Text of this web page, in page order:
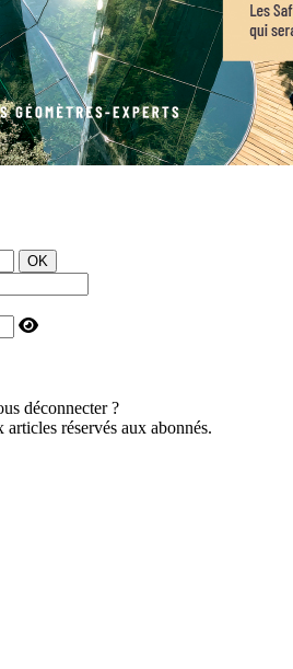
OK
déconnecter ?
réservés aux abonnés.